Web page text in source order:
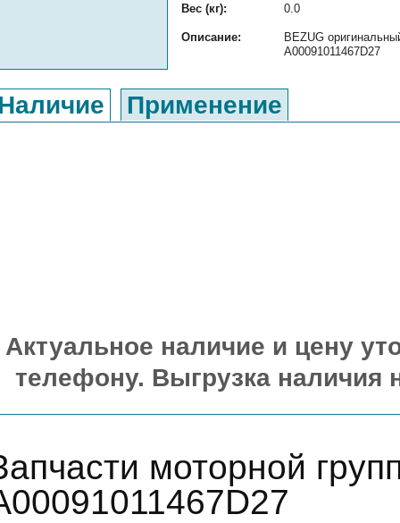
Вес (кг): 0.0
Описание:
BEZUG
A00091011467D27
Применение
Актуальное наличие и цену
телефону. Выгрузка наличия
моторной